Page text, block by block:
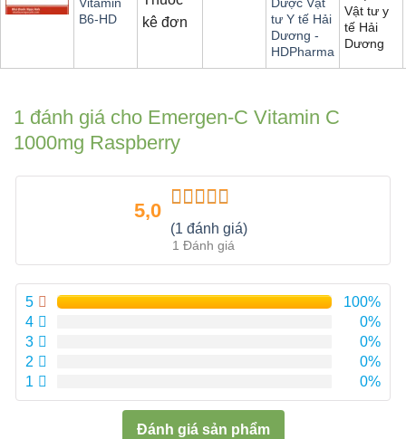
B6-HD
kê đơn
tư Y tế Hải
Dương -
HDPharma
Vật tư y
tế Hải
Dương
1 đánh giá cho Emergen-C Vitamin C
1000mg Raspberry
5,0
Được xếp
hạng 5.00
sao
(1 đánh giá)
1 Đánh giá
5
100%
4
0%
3
0%
2
0%
1
0%
Đánh giá sản phẩm